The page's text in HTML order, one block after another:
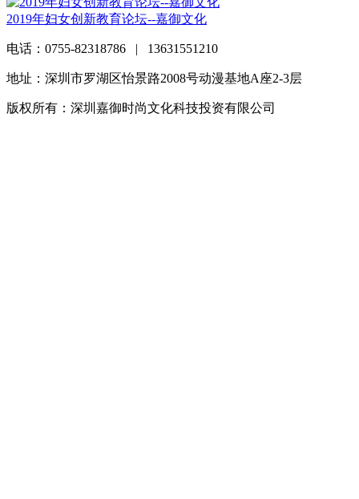
2019年妇女创新教育论坛--嘉御文化
电话：0755-82318786 | 13631551210
地址：深圳市罗湖区怡景路2008号动漫基地A座2-3层
版权所有：深圳嘉御时尚文化科技投资有限公司